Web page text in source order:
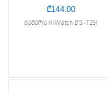
₾144.00
კამერა HiWatch DS-T251